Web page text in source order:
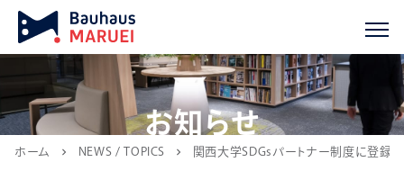
お知らせ
ホーム chevron_right NEWS / TOPICS chevron_right 関西大学SDGsパートナー制度に登録し